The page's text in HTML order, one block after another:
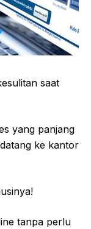
saat
yang panjang
ke kantor
tanpa perlu